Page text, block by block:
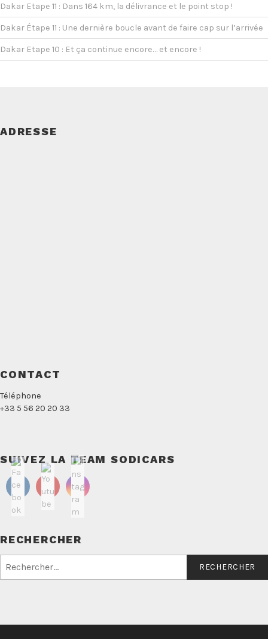
Dakar Etape 11 : Dans 164 km, la délivrance et le point stop !
Dakar Étape 11 : Une dernière boucle avant de faire cap sur l’arrivée
Dakar Etape 10 : Et ça continue encore… et encore !
ADRESSE
CONTACT
Téléphone
+33 5 56 20 20 33
SUIVEZ LA TEAM SODICARS
RECHERCHER